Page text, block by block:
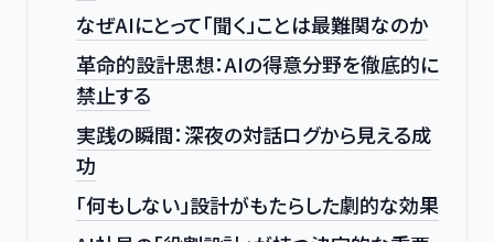
なぜAIにとって「聞く」ことは最難関なのか
革命的設計思想：AIの得意分野を徹底的に
禁止する
実践の瞬間：深夜の対話ログから見える成
功
「何もしない」設計がもたらした劇的な効果